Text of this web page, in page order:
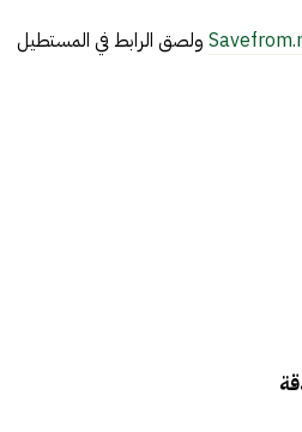
ولصق الرابط في المستطيل